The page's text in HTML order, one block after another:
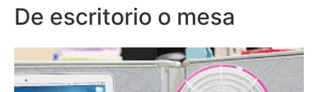
De escritorio o mesa